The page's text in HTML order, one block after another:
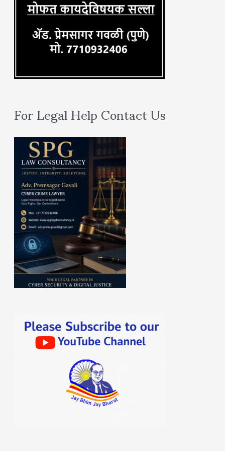
For Legal Help Contact Us